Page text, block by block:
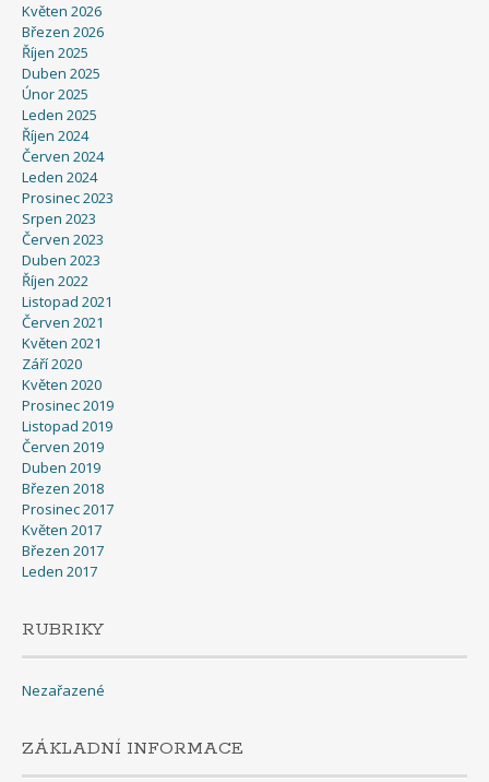
Květen 2026
Březen 2026
Říjen 2025
Duben 2025
Únor 2025
Leden 2025
Říjen 2024
Červen 2024
Leden 2024
Prosinec 2023
Srpen 2023
Červen 2023
Duben 2023
Říjen 2022
Listopad 2021
Červen 2021
Květen 2021
Září 2020
Květen 2020
Prosinec 2019
Listopad 2019
Červen 2019
Duben 2019
Březen 2018
Prosinec 2017
Květen 2017
Březen 2017
Leden 2017
RUBRIKY
Nezařazené
ZÁKLADNÍ INFORMACE